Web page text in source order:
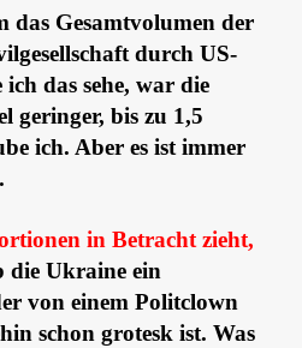
das Gesamtvolumen der
durch US-
das sehe, war die
geringer, bis zu 1,5
ich. Aber es ist immer
in Betracht zieht,
die Ukraine ein
von einem Politclown
schon grotesk ist. Was